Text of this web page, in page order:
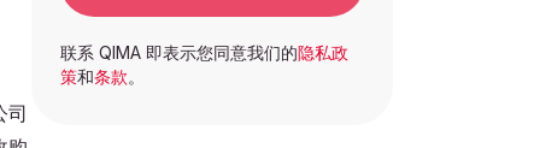
司
联系 QIMA 即表示您同意我们的隐私政
策和条款。